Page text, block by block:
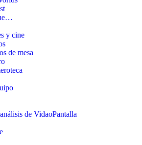
y cine
de mesa
de VidaoPantalla